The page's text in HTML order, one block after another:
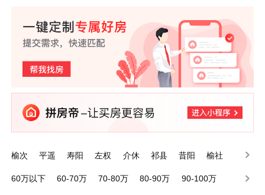
榆次 平遥 寿阳 左权 介休 祁县 昔阳
榆社
60万以下
60-70万 70-80万 80-90万
90-100万